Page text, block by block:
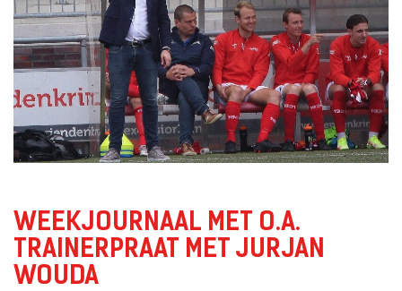
WEEKJOURNAAL MET O.A.
TRAINERPRAAT MET JURJAN
WOUDA